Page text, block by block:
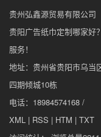
贵州弘鑫源贸易有限公司
贵阳广告纸巾定制哪家好
服务！
地址：贵州省贵阳市乌当
四期倾城10栋
电话：18984574168 /
XML | RSS | HTM | TXT